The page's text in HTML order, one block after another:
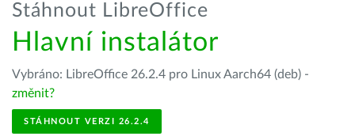
Stáhnout LibreOffice
Hlavní instalátor
Vybráno: LibreOffice 26.2.4 pro Linux Aarch64 (deb) -
změnit?
STÁHNOUT VERZI 26.2.4